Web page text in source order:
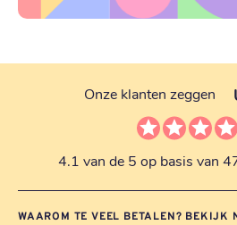
Onze klanten zeggen
4.1 van de 5 op basis van
WAAROM TE VEEL BETALEN? BEKIJK